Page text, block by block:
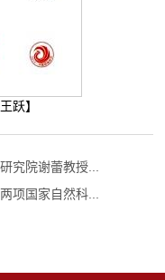
跃】
究院谢蕾教授...
项国家自然科...